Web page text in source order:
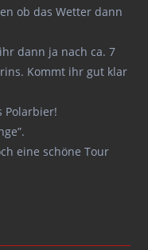
ob das Wetter dann
dann ja nach ca. 7
Kommt ihr gut klar
Polarbier!
eine schöne Tour